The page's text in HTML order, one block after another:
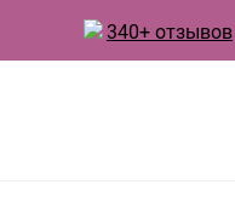
340+ отзывов